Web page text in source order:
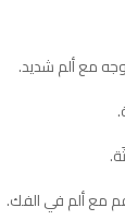
مع ألم شديد.
مع ألم في الفك.